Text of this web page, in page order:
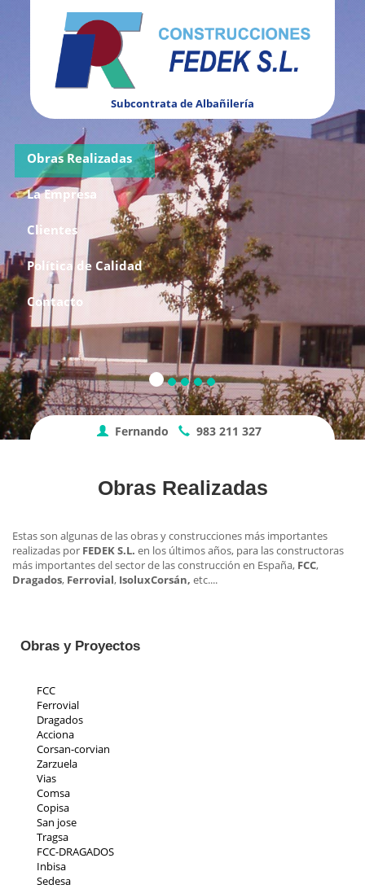
Subcontrata de Albañilería
Obras Realizadas
La Empresa
Clientes
Política de Calidad
Contacto
Fernando 983 211 327
Obras Realizadas
Estas son algunas de las obras y construcciones más importantes
realizadas por FEDEK S.L. en los últimos años, para las constructoras
más importantes del sector de las construcción en España, FCC,
Dragados, Ferrovial, IsoluxCorsán, etc....
Obras y Proyectos
FCC
Ferrovial
Dragados
Acciona
Corsan-corvian
Zarzuela
Vias
Comsa
Copisa
San jose
Tragsa
FCC-DRAGADOS
Inbisa
Sedesa